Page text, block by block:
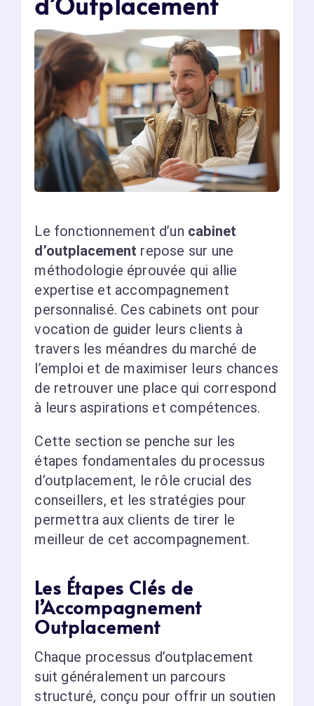
Le fonctionnement d’un cabinet
d’outplacement repose sur une
méthodologie éprouvée qui allie
expertise et accompagnement
personnalisé. Ces cabinets ont pour
vocation de guider leurs clients à
travers les méandres du marché de
l’emploi et de maximiser leurs chances
de retrouver une place qui correspond
à leurs aspirations et compétences.
Cette section se penche sur les
étapes fondamentales du processus
d’outplacement, le rôle crucial des
conseillers, et les stratégies pour
permettra aux clients de tirer le
meilleur de cet accompagnement.
Les Étapes Clés de
l’Accompagnement
Outplacement
Chaque processus d’outplacement
suit généralement un parcours
structuré, conçu pour offrir un soutien